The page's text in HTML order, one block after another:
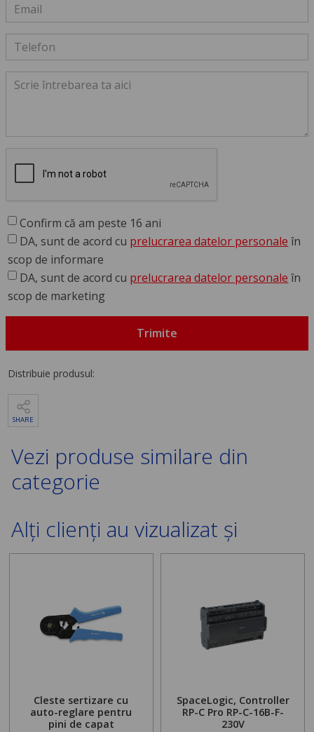
Confirm că am peste 16 ani
DA, sunt de acord cu prelucrarea datelor personale în
scop de informare
DA, sunt de acord cu prelucrarea datelor personale în
scop de marketing
Trimite
Distribuie produsul:
SHARE
Vezi produse similare din
categorie
Alți clienți au vizualizat și
Cleste sertizare cu
auto-reglare pentru
pini de capat
SpaceLogic, Controller
RP-C Pro RP-C-16B-F-
230V